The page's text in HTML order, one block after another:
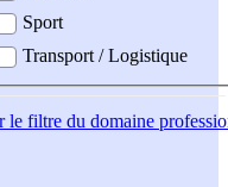
Sport
Transport / Logistique
le filtre du domaine